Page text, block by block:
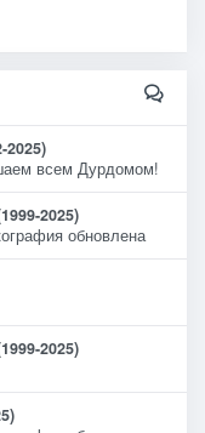
всем Дурдомом!
2025)
обновлена
2025)